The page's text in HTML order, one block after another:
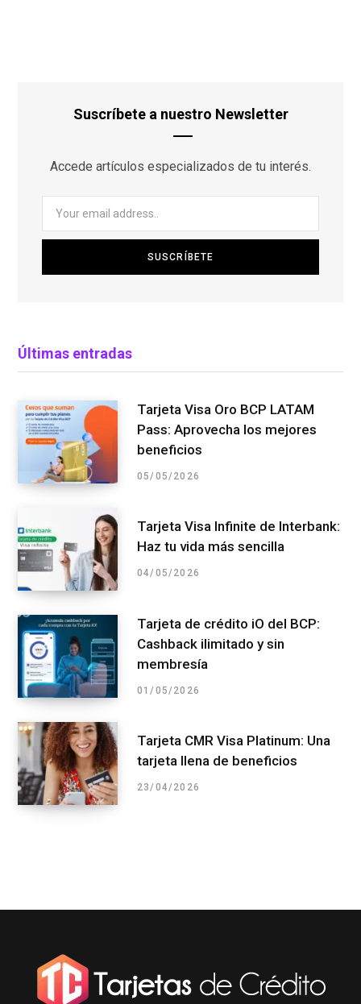
Suscríbete a nuestro Newsletter
Accede artículos especializados de tu interés.
Últimas entradas
Tarjeta Visa Oro BCP LATAM
Pass: Aprovecha los mejores
beneficios
05/05/2026
Tarjeta Visa Infinite de Interbank:
Haz tu vida más sencilla
04/05/2026
Tarjeta de crédito iO del BCP:
Cashback ilimitado y sin
membresía
01/05/2026
Tarjeta CMR Visa Platinum: Una
tarjeta llena de beneficios
23/04/2026